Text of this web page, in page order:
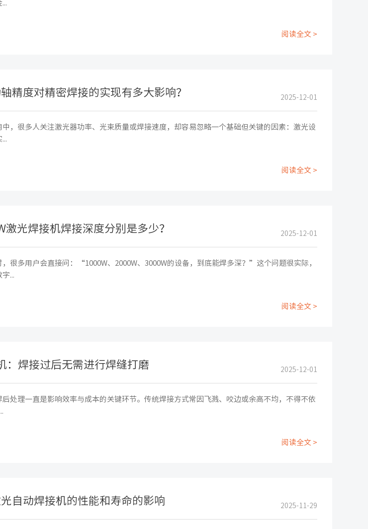
阅读全文 >
精度对精密焊接的实现有多大影响？ 2025-12-01
中，很多人关注激光器功率、光束质量或焊接速度，却容易忽略一个基础但关键的因素：激光设
阅读全文 >
激光焊接机焊接深度分别是多少？ 2025-12-01
，很多用户会直接问：“1000W、2000W、3000W的设备，到底能焊多深？”这个问题很实际，
...
阅读全文 >
：焊接过后无需进行焊缝打磨 2025-12-01
后处理一直是影响效率与成本的关键环节。传统焊接方式常因飞溅、咬边或余高不均，不得不依
阅读全文 >
自动焊接机的性能和寿命的影响 2025-11-29